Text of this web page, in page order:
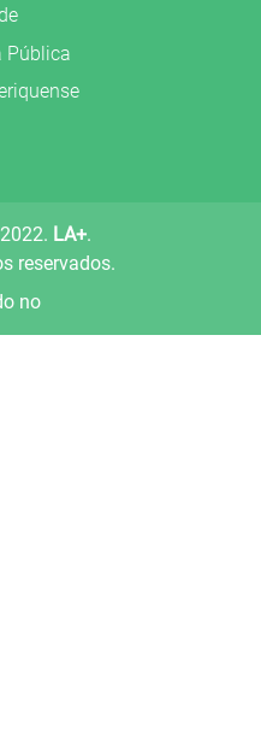
Pública
LA+.
reservados.
no